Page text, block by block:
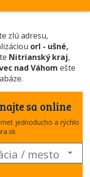
zlú adresu,
orl - ušné,
Nitrianský kraj,
nad Váhom ešte
sa online
jednoducho a rýchlo